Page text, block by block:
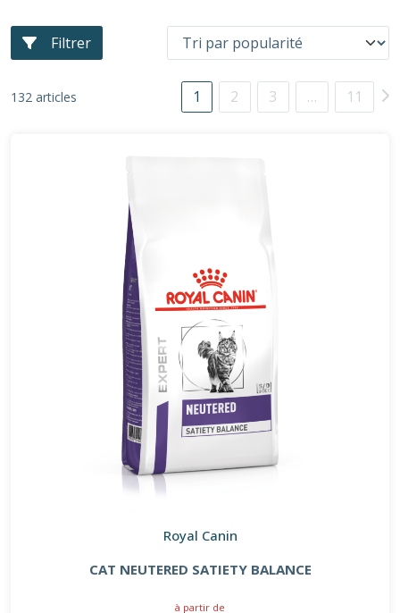
Filtrer
132 articles 1 2 3 … 11
Royal Canin
CAT NEUTERED SATIETY BALANCE
à partir de